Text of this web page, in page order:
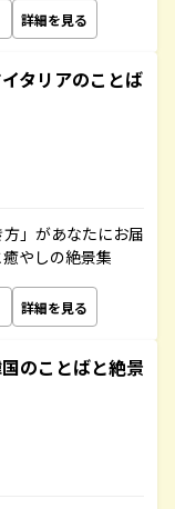
詳細を見る
タリアのことば
」があなたにお届
やしの絶景集
詳細を見る
のことばと絶景